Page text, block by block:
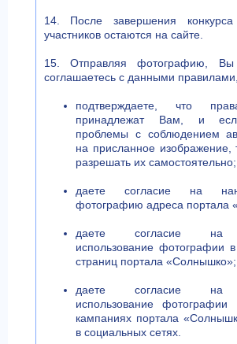
14. После завершения
участников остаются на сайте.
15. Отправляя фотографию,
соглашаетесь с данными
подтверждаете, что
принадлежат Вам, и
проблемы с соблюдением
на присланное изображение,
разрешать их самостоятельно;
даете согласие на
фотографию адреса портала
даете согласие на
использование фотографии
страниц портала «Солнышко»;
даете согласие на
использование
кампаниях портала
в социальных сетях.